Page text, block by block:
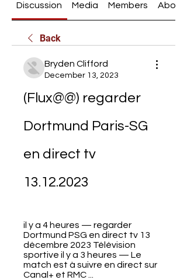
Discussion Media Members About
Back
Bryden Clifford
December 13, 2023
(Flux@@) regarder
Dortmund Paris-SG
en direct tv
13.12.2023
il y a 4 heures — regarder
Dortmund PSG en direct tv 13
décembre 2023 Télévision
sportive il y a 3 heures — Le
match est à suivre en direct sur
Canal+ et RMC ...